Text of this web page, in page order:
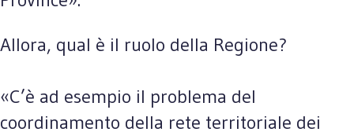
Allora, qual è il ruolo della Regione?
«C’è ad esempio il problema del
coordinamento della rete territoriale dei